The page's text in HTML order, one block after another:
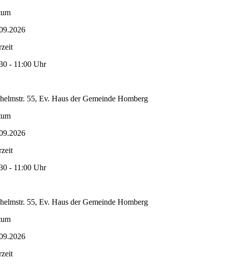
- 11:00 Uhr
55, Ev. Haus der Gemeinde Homberg
- 11:00 Uhr
55, Ev. Haus der Gemeinde Homberg